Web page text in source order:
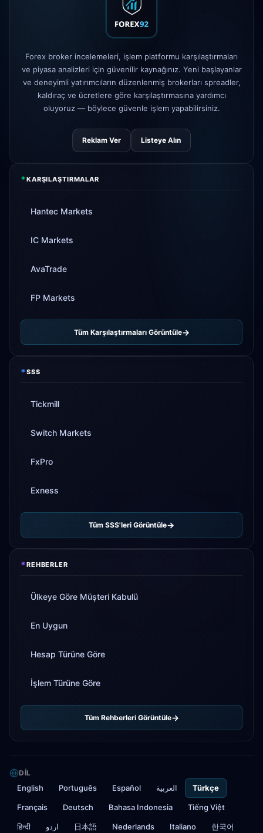
— yeni sıfır komisyonlu
kaybedildi
3d
Tickmillpara çekme hızı artık 24
4d
Forex broker incelemeleri, işlem platformu karşılaştırmaları
ve piyasa analizleri için güvenilir kaynağınız. Yeni başlayanlar
ve deneyimli yatırımcıların düzenlenmiş brokerları spreadler,
kaldıraç ve ücretlere göre karşılaştırmasına yardımcı
oluyoruz — böylece güvenle işlem yapabilirsiniz.
Reklam Ver Listeye Alın
*KARŞILAŞTIRMALAR
Hantec Markets
IC Markets
AvaTrade
FP Markets
Tüm Karşılaştırmaları Görüntüle
*SSS
Tickmill
Switch Markets
FxPro
Exness
Tüm SSS'leri Görüntüle
*REHBERLER
Ülkeye Göre Müşteri Kabulü
En Uygun
Hesap Türüne Göre
İşlem Türüne Göre
Tüm Rehberleri Görüntüle
DIL
English Português Español العربية Türkçe
Français Deutsch Bahasa Indonesia Tiếng Việt
हिन्दी اردو 日本語 Nederlands Italiano 한국어